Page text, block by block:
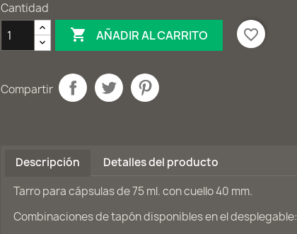
Cantidad
 AÑADIR AL CARRITO favorite_border
Compartir
Descripción
Detalles del producto
Tarro para cápsulas de 75 ml. con cuello 40 mm.
Combinaciones de tapón disponibles en el desplegable: